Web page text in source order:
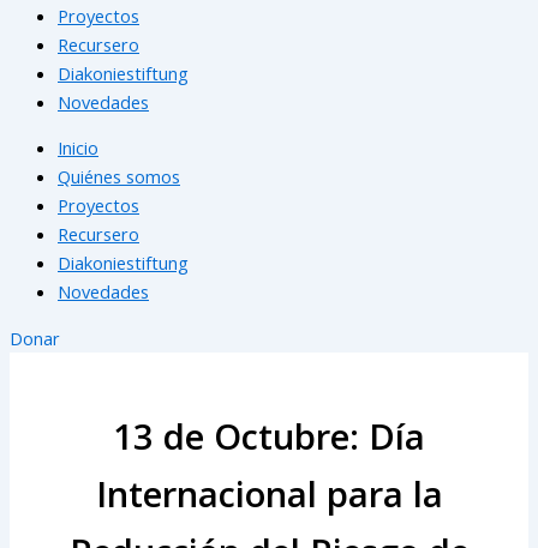
Proyectos
Recursero
Diakoniestiftung
Novedades
Inicio
Quiénes somos
Proyectos
Recursero
Diakoniestiftung
Novedades
Donar
13 de Octubre: Día
Internacional para la